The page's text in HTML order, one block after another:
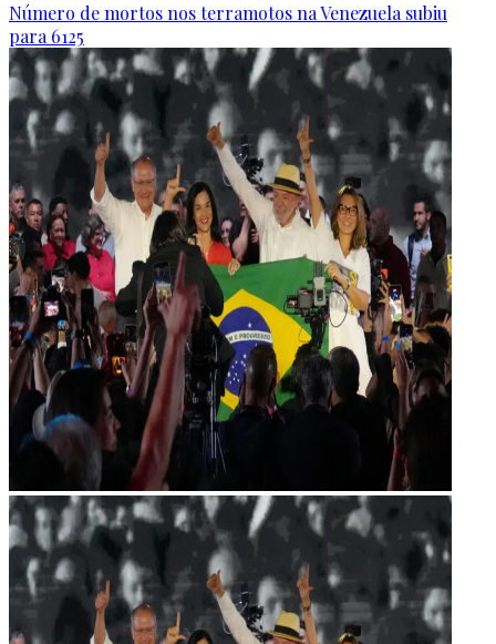
Número de mortos nos terramotos na Venezuela subiu
para 6125